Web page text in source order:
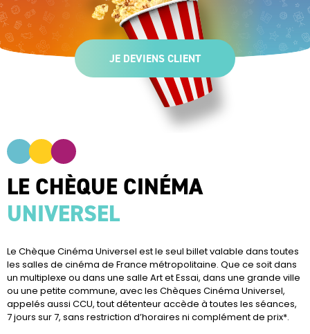
JE DEVIENS CLIENT
LE CHÈQUE CINÉMA
UNIVERSEL
Le Chèque Cinéma Universel est le seul billet valable dans toutes
les salles de cinéma de France métropolitaine. Que ce soit dans
un multiplexe ou dans une salle Art et Essai, dans une grande ville
ou une petite commune, avec les Chèques Cinéma Universel,
appelés aussi CCU, tout détenteur accède à toutes les séances,
7 jours sur 7, sans restriction d’horaires ni complément de prix*.